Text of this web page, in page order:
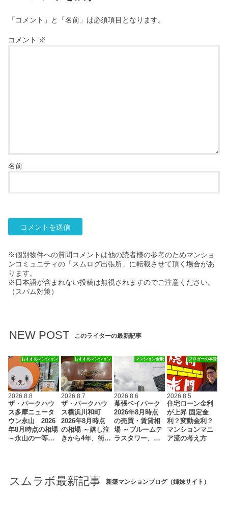
「コメント」と「名前」は必須項目となります。
コメント ※
名前
※個別物件への質問コメントは他の読者様の参考のためマンショ
ンコミュニティの「スムログ出張所」に転載させて頂く場合があ
ります。
※日本語が含まれない投稿は無視されますのでご注意ください。
（スパム対策）
NEW POST このライターの最新記事
おすすめマンション
2026.8.8
ザ・パークハウ
ス多摩ニュータ
ウン永山 2026
年8月時点の相場
～永山の一等…
おすすめマンション
2026.8.7
ザ・パークハウ
ス横浜川和町
2026年8月時点
の相場 ～嬉し泣
きから4年、街…
マンション全般
2026.8.6
幕張ベイパーク
2026年8月時点
の売買・賃貸相
場 ～ブルームテ
ラスタワー、…
ブロガーの本音
2026.8.5
住宅ローン金利
が上昇 固定金
利？変動金利？
マンションマニ
ア流の考え方
スムラボ最新記事 新築マンションブログ（姉妹サイト）